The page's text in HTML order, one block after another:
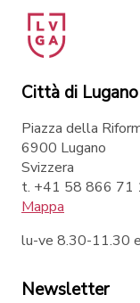
Città di Lugano
Piazza della
6900 Lugano
Svizzera
t. +41 58 866 71
Mappa
lu-ve 8.30-11.30
Newsletter